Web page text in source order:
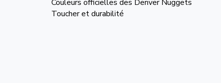
Couleurs officielles des Denver Nuggets
Toucher et durabilité